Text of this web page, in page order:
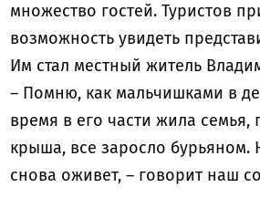
множество гостей. Туристов
возможность увидеть
Им стал местный житель
– Помню, как мальчишками в
время в его части жила
крыша, все заросло бурьяном.
снова оживет, – говорит наш